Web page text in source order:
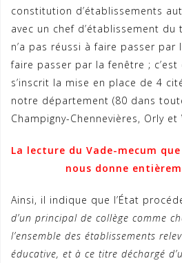
constitution d’établissements
avec un chef d’établissement du
n’a pas réussi à faire passer
faire passer par la fenêtre ;
s’inscrit la mise en place de 4
notre département (80 dans
Champigny-Chennevières, Orly et
La lecture du Vade-mecum
nous donne
Ainsi, il indique que l’État
d’un principal de collège comme
l’ensemble des établissements
éducative, et à ce titre déchargé